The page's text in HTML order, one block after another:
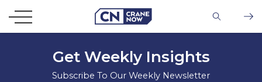
Get Weekly Insights
Subscribe To Our Weekly Newsletter